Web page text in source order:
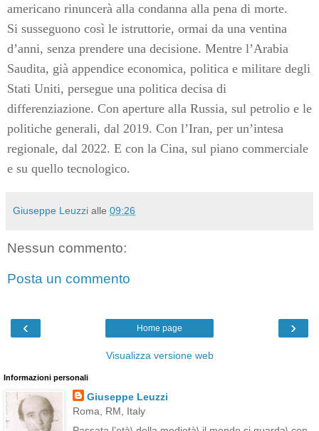
americano rinuncerà alla condanna alla pena di morte.
Si susseguono così le istruttorie, ormai da una ventina
d’anni, senza prendere una decisione. Mentre l’Arabia
Saudita, già appendice economica, politica e militare degli
Stati Uniti, persegue una politica decisa di
differenziazione. Con aperture alla Russia, sul petrolio e le
politiche generali, dal 2019. Con l’Iran, per un’intesa
regionale, dal 2022. E con la Cina, sul piano commerciale
e su quello tecnologico.
Giuseppe Leuzzi alle 09:26
Nessun commento:
Posta un commento
‹ ›
Home page
Visualizza versione web
Informazioni personali
Giuseppe Leuzzi
Roma, RM, Italy